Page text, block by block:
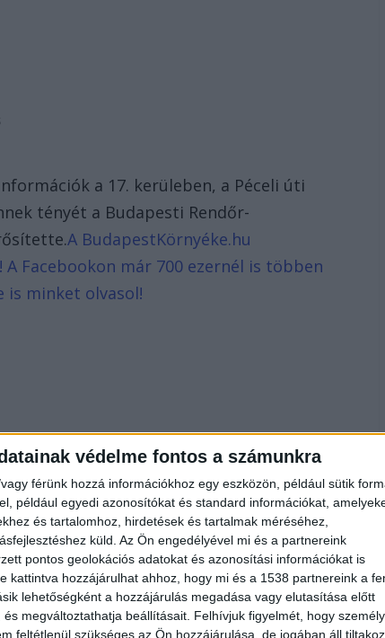
védelme fontos a számunkra
férünk hozzá információkhoz egy eszközön, például sütik
például egyedi azonosítókat és standard információkat,
és tartalomhoz, hirdetések és tartalmak méréséhez,
küld. Az Ön engedélyével mi és a partnereink
pontos geolokációs adatokat és azonosítási információkat is
kattintva hozzájárulhat ahhoz, hogy mi és a 1538 partnereink a
lehetőségként a hozzájárulás megadása vagy elutasítása előtt
megváltoztathatja beállításait. Felhívjuk figyelmét, hogy
feltétlenül szükséges az Ön hozzájárulása, de jogában áll
a 17. kerüleben, a Péceli úti
tényét a Budapesti Rendőr-
A BudapestKörnyéke.hu
Facebookon már 700 ezernél is többen
minket olvasol!